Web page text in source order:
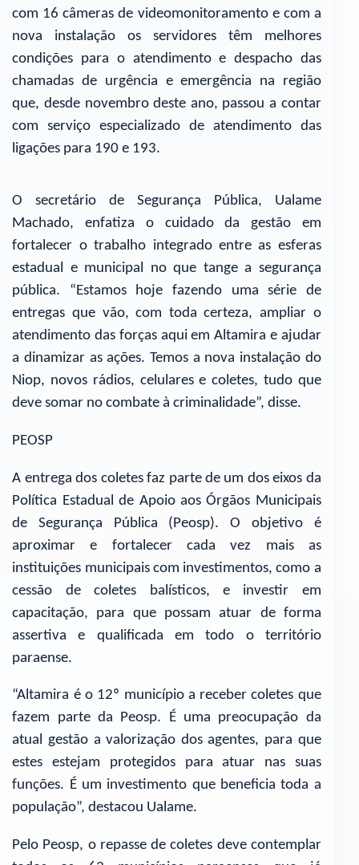
com 16 câmeras de videomonitoramento e com a
nova instalação os servidores têm melhores
condições para o atendimento e despacho das
chamadas de urgência e emergência na região
que, desde novembro deste ano, passou a contar
com serviço especializado de atendimento das
ligações para 190 e 193.
O secretário de Segurança Pública, Ualame
Machado, enfatiza o cuidado da gestão em
fortalecer o trabalho integrado entre as esferas
estadual e municipal no que tange a segurança
pública. “Estamos hoje fazendo uma série de
entregas que vão, com toda certeza, ampliar o
atendimento das forças aqui em Altamira e ajudar
a dinamizar as ações. Temos a nova instalação do
Niop, novos rádios, celulares e coletes, tudo que
deve somar no combate à criminalidade”, disse.
PEOSP
A entrega dos coletes faz parte de um dos eixos da
Política Estadual de Apoio aos Órgãos Municipais
de Segurança Pública (Peosp). O objetivo é
aproximar e fortalecer cada vez mais as
instituições municipais com investimentos, como a
cessão de coletes balísticos, e investir em
capacitação, para que possam atuar de forma
assertiva e qualificada em todo o território
paraense.
“Altamira é o 12º município a receber coletes que
fazem parte da Peosp. É uma preocupação da
atual gestão a valorização dos agentes, para que
estes estejam protegidos para atuar nas suas
funções. É um investimento que beneficia toda a
população”, destacou Ualame.
Pelo Peosp, o repasse de coletes deve contemplar